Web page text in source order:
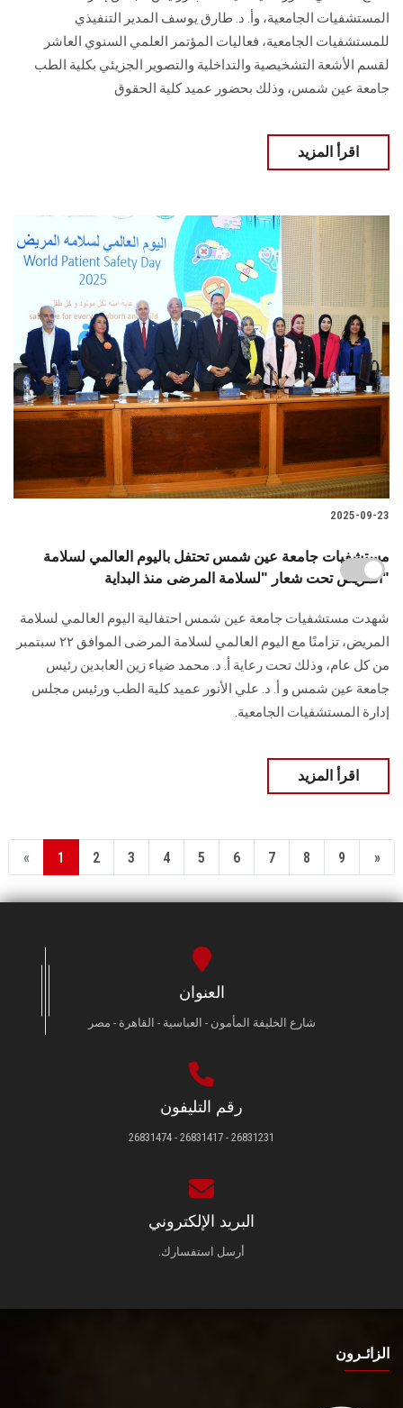
المستشفيات الجامعية، وأ. د. طارق يوسف المدير التنفيذي
للمستشفيات الجامعية، فعاليات المؤتمر العلمي السنوي العاشر
لقسم الأشعة التشخيصية والتداخلية والتصوير الجزيئي بكلية الطب
جامعة عين شمس، وذلك بحضور عميد كلية الحقوق
اقرأ المزيد
2025-09-23
مستشفيات جامعة عين شمس تحتفل باليوم العالمي لسلامة
المريض تحت شعار "لسلامة المرضى منذ البداية"
شهدت مستشفيات جامعة عين شمس احتفالية اليوم العالمي لسلامة
المريض، تزامنًا مع اليوم العالمي لسلامة المرضى الموافق ٢٢ سبتمبر
من كل عام، وذلك تحت رعاية أ. د. محمد ضياء زين العابدين رئيس
جامعة عين شمس و أ. د. علي الأنور عميد كلية الطب ورئيس مجلس
إدارة المستشفيات الجامعية.
اقرأ المزيد
« 1 2 3 4 5 6 7 8 9 »
العنوان
شارع الخليفة المأمون - العباسية - القاهرة - مصر
رقم التليفون
26831231 - 26831417 - 26831474
البريد الإلكتروني
أرسل استفسارك.
الزائـرون